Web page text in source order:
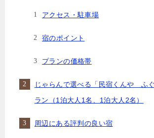
アクセス・駐車場
宿のポイント
プランの価格帯
じゃらんで選べる「民宿くんや ふ
ラン（1泊大人1名、1泊大人2名）
周辺にある評判の良い宿